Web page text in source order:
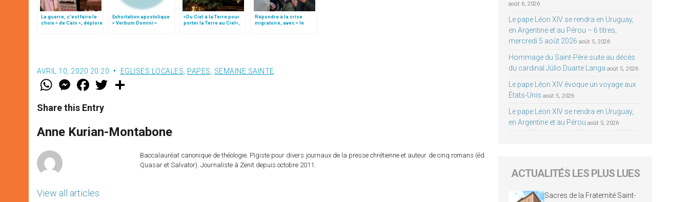
La guerre, c’est faire le
choix « de Caïn », déplore
Exhortation apostolique
« Verbum Domini »
«Du Ciel à la Terre pour
porter la Terre au Ciel»,
Répondre à la crise
migratoire, avec « le
AVRIL 10, 2020 20:20 EGLISES LOCALES, PAPES, SEMAINE SAINTE
W
t
s
p
p
M
e
s
e
g
e
F
a
e
b
o
k
w
r
Share this Entry
Anne Kurian-Montabone
View all articles
Baccalauréat canonique de théologie. Pigiste pour divers journaux de la presse chrétienne et auteur de cinq romans (éd.
Quasar et Salvator). Journaliste à Zenit depuis octobre 2011.
août 6, 2026
Le pape Léon XIV se rendra en Uruguay,
en Argentine et au Pérou – 6 titres,
mercredi 5 août 2026 août 5, 2026
Hommage du Saint-Père suite au décès
du cardinal Júlio Duarte Langa août 5, 2026
Le pape Léon XIV évoque un voyage aux
États-Unis août 5, 2026
Le pape Léon XIV se rendra en Uruguay,
en Argentine et au Pérou août 5, 2026
ACTUALITÉS LES PLUS LUES
Sacres de la Fraternité Saint-